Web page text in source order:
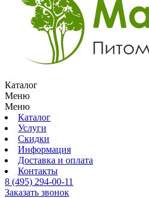
Каталог
Меню
Меню
Каталог
Услуги
Скидки
Информация
Доставка и оплата
Контакты
8 (495) 294-00-11
Заказать звонок